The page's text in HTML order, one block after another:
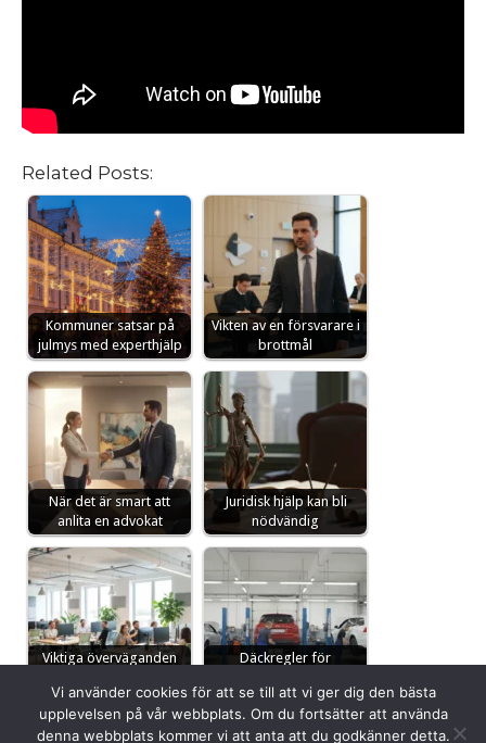
Related Posts:
Kommuner satsar på
julmys med experthjälp
Vikten av en försvarare i
brottmål
När det är smart att
anlita en advokat
Juridisk hjälp kan bli
nödvändig
Viktiga överväganden
lokal
Däckregler för
rätt
Vi använder cookies för att se till att vi ger dig den bästa
upplevelsen på vår webbplats. Om du fortsätter att använda
denna webbplats kommer vi att anta att du godkänner detta.